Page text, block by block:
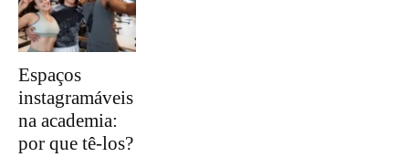
Espaços
instagramáveis
na academia:
por que tê-los?